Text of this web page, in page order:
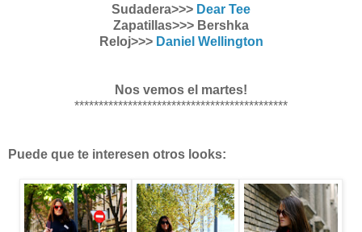
Sudadera>>> Dear Tee
Zapatillas>>> Bershka
Reloj>>> Daniel Wellington
Nos vemos el martes!
********************************************
Puede que te interesen otros looks: